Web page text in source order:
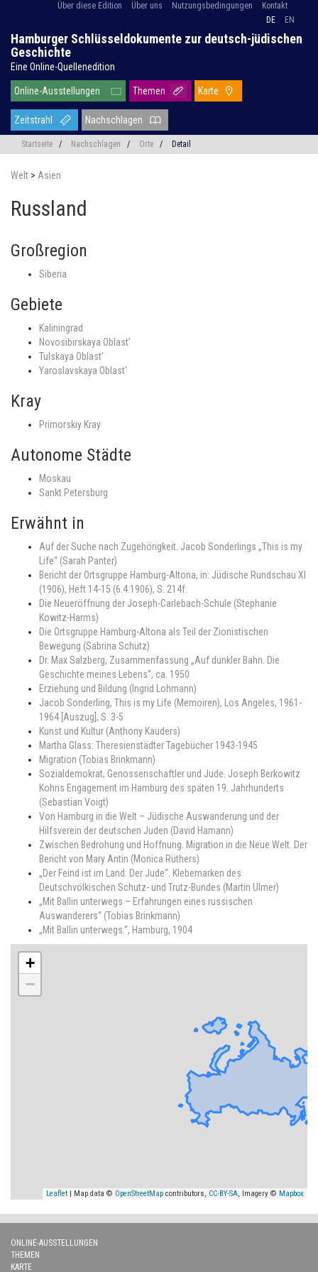
Über diese Edition Über uns Nutzungsbedingungen
Kontakt
DE
EN
Hamburger Schlüsseldokumente zur deutsch-jüdischen
Geschichte
Eine Online-Quellenedition
Online-Ausstellungen Themen Karte
Zeitstrahl Nachschlagen
Startseite / Nachschlagen / Orte / Detail
Welt > Asien
Russland
Großregion
Siberia
Gebiete
Kaliningrad
Novosibirskaya Oblast’
Tulskaya Oblast'
Yaroslavskaya Oblast'
Kray
Primorskiy Kray
Autonome Städte
Moskau
Sankt Petersburg
Erwähnt in
Auf der Suche nach Zugehörigkeit. Jacob Sonderlings „This is my
Life“ (Sarah Panter)
Bericht der Ortsgruppe Hamburg-Altona, in: Jüdische Rundschau XI
(1906), Heft 14-15 (6.4.1906), S. 214f.
Die Neueröffnung der Joseph-Carlebach-Schule (Stephanie
Kowitz-Harms)
Die Ortsgruppe Hamburg-Altona als Teil der Zionistischen
Bewegung (Sabrina Schütz)
Dr. Max Salzberg, Zusammenfassung „Auf dunkler Bahn. Die
Geschichte meines Lebens“, ca. 1950
Erziehung und Bildung (Ingrid Lohmann)
Jacob Sonderling, This is my Life (Memoiren), Los Angeles, 1961-
1964 [Auszug], S. 3-5
Kunst und Kultur (Anthony Kauders)
Martha Glass: Theresienstädter Tagebücher 1943-1945
Migration (Tobias Brinkmann)
Sozialdemokrat, Genossenschaftler und Jude. Joseph Berkowitz
Kohns Engagement im Hamburg des späten 19. Jahrhunderts
(Sebastian Voigt)
Von Hamburg in die Welt – Jüdische Auswanderung und der
Hilfsverein der deutschen Juden (David Hamann)
Zwischen Bedrohung und Hoffnung. Migration in die Neue Welt. Der
Bericht von Mary Antin (Monica Rüthers)
„Der Feind ist im Land: Der Jude“. Klebemarken des
Deutschvölkischen Schutz- und Trutz-Bundes (Martin Ulmer)
„Mit Ballin unterwegs – Erfahrungen eines russischen
Auswanderers“ (Tobias Brinkmann)
„Mit Ballin unterwegs.“, Hamburg, 1904
+
−
Leaflet | Map data © OpenStreetMap contributors, CC-BY-SA, Imagery © Mapbox
ONLINE-AUSSTELLUNGEN
THEMEN
KARTE